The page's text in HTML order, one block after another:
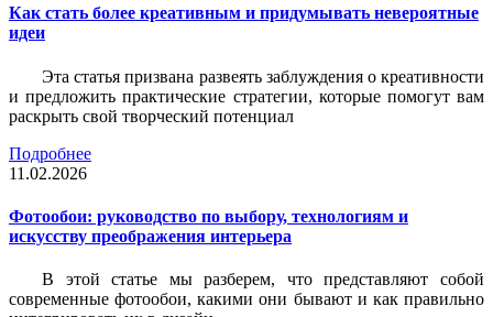
Как стать более креативным и придумывать невероятные
идеи
Эта статья призвана развеять заблуждения о креативности
и предложить практические стратегии, которые помогут вам
раскрыть свой творческий потенциал
Подробнее
11.02.2026
Фотообои: руководство по выбору, технологиям и
искусству преображения интерьера
В этой статье мы разберем, что представляют собой
современные фотообои, какими они бывают и как правильно